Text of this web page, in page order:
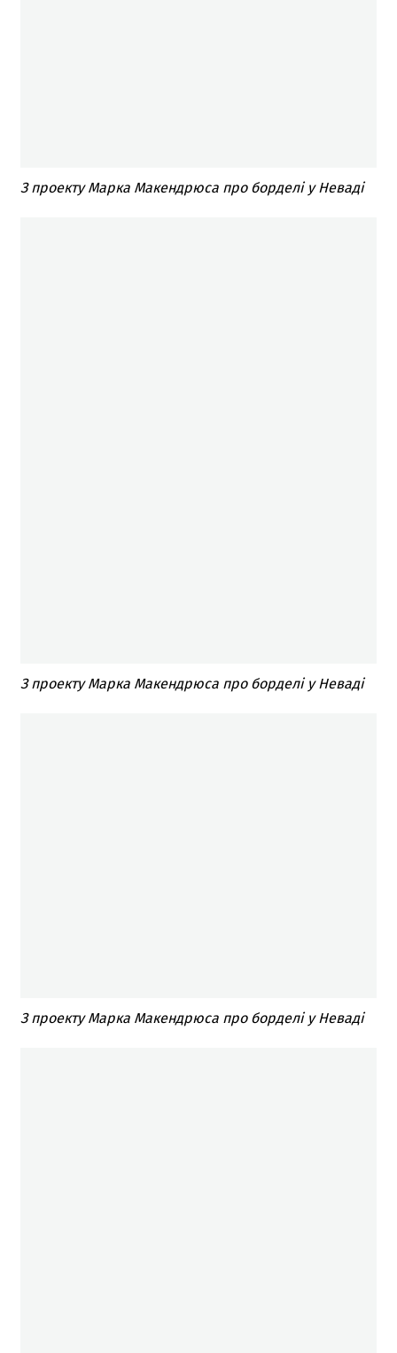
З проекту Марка Макендрюса про борделі у Неваді
З проекту Марка Макендрюса про борделі у Неваді
З проекту Марка Макендрюса про борделі у Неваді